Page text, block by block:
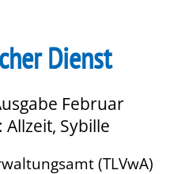
Dienst
Februar
Sybille
(TLVwA)